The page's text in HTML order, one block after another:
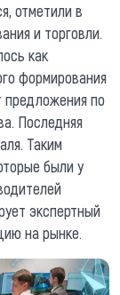
отметили в
и торговли.
как
формирования
предложения по
Последняя
Таким
были у
экспертный
на рынке.